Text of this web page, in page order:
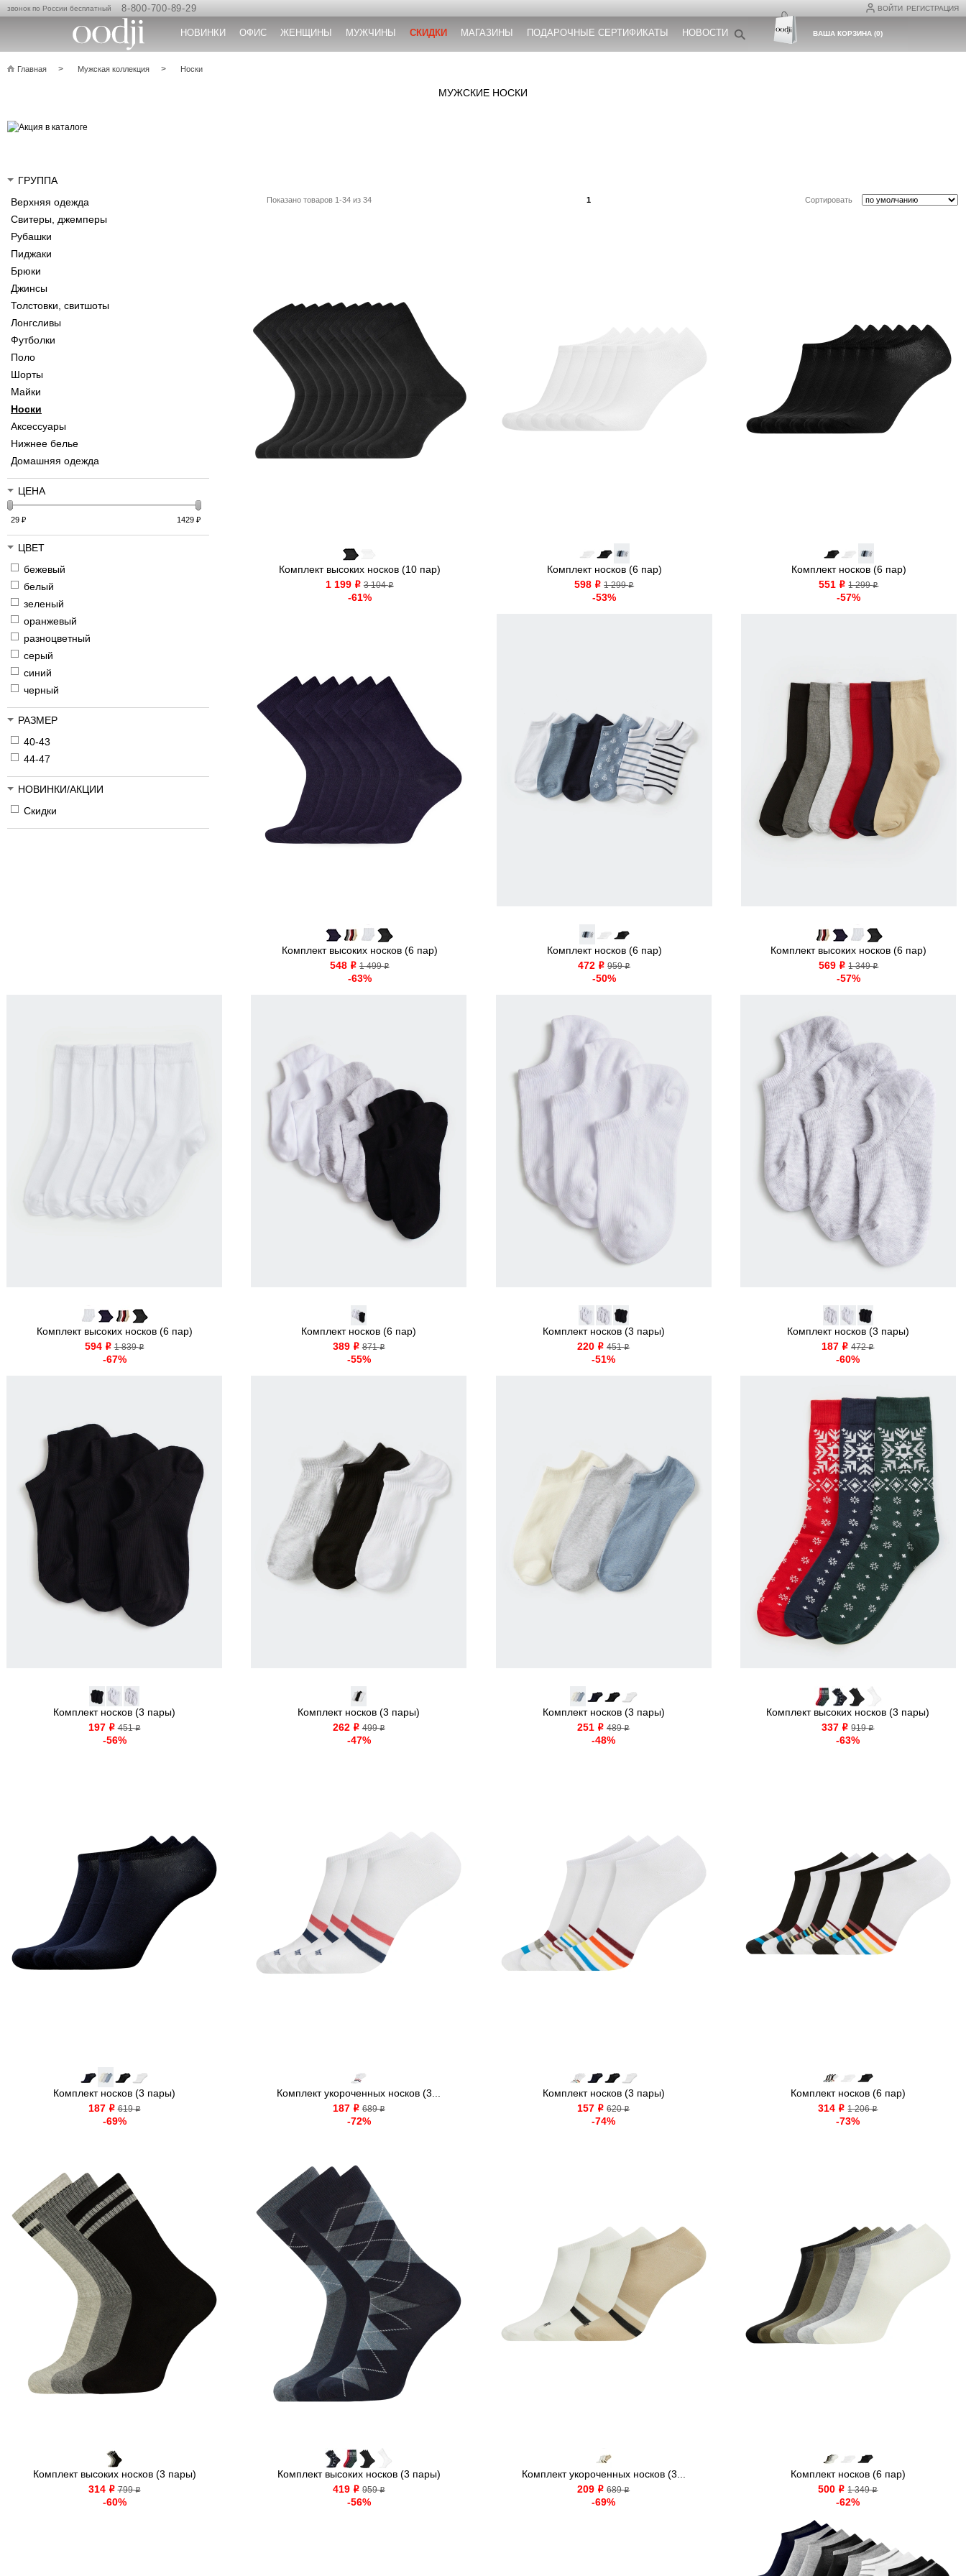
ВОЙТИ РЕГИСТРАЦИЯ
звонок по России бесплатный 8-800-700-89-29
НОВИНКИ ОФИС ЖЕНЩИНЫ МУЖЧИНЫ СКИДКИ МАГАЗИНЫ ПОДАРОЧНЫЕ СЕРТИФИКАТЫ НОВОСТИ ВАША КОРЗИНА(0)
Главная Мужская коллекция Носки
МУЖСКИЕ НОСКИ
ГРУППА
Верхняя одежда
Свитеры, джемперы
Рубашки
Пиджаки
Брюки
Джинсы
Толстовки, свитшоты
Лонгсливы
Футболки
Поло
Шорты
Майки
Носки
Аксессуары
Нижнее белье
Домашняя одежда
ЦЕНА
29 ₽ 1429₽
ЦВЕТ
бежевый
белый
зеленый
оранжевый
разноцветный
серый
синий
черный
РАЗМЕР
40-43
44-47
НОВИНКИ/АКЦИИ
Скидки
Показано товаров 1-34 из 34 1 Сортировать
Комплект высоких носков (10 пар)
1 199 o 3 104o
-61%
Комплект носков (6 пар)
598 o 1 299o
-53%
Комплект носков (6 пар)
551 o 1 299o
-57%
Комплект высоких носков (6 пар)
548 o 1 499o
-63%
Комплект носков (6 пар)
472 o 959o
-50%
Комплект высоких носков (6 пар)
569 o 1 349o
-57%
Комплект высоких носков (6 пар)
594 o 1 839o
-67%
Комплект носков (6 пар)
389 o 871o
-55%
Комплект носков (3 пары)
220 o 451o
-51%
Комплект носков (3 пары)
187 o 472o
-60%
Комплект носков (3 пары)
197 o 451o
-56%
Комплект носков (3 пары)
262 o 499o
-47%
Комплект носков (3 пары)
251 o 489o
-48%
Комплект высоких носков (3 пары)
337 o 919o
-63%
Комплект носков (3 пары)
187 o 619o
-69%
Комплект укороченных носков (3...
187 o 689o
-72%
Комплект носков (3 пары)
157 o 620o
-74%
Комплект носков (6 пар)
314 o 1 206o
-73%
Комплект высоких носков (3 пары)
314 o 799o
-60%
Комплект высоких носков (3 пары)
419 o 959o
-56%
Комплект укороченных носков (3...
209 o 689o
-69%
Комплект носков (6 пар)
500 o 1 349o
-62%